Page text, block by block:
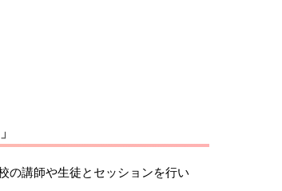
の講師や生徒とセッションを行い